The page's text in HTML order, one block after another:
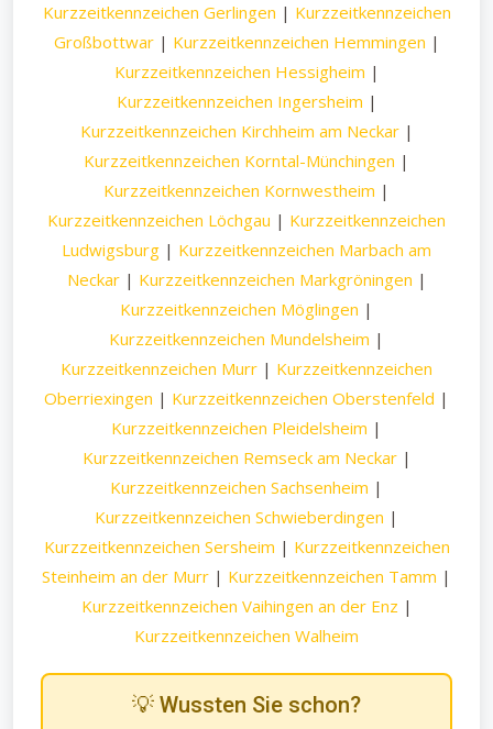
Kurzzeitkennzeichen Gerlingen | Kurzzeitkennzeichen
Großbottwar| Kurzzeitkennzeichen Hemmingen |
Kurzzeitkennzeichen Hessigheim |
Kurzzeitkennzeichen Ingersheim |
Kurzzeitkennzeichen Kirchheim am Neckar|
Kurzzeitkennzeichen Korntal-Münchingen |
Kurzzeitkennzeichen Kornwestheim |
Kurzzeitkennzeichen Löchgau | Kurzzeitkennzeichen
Ludwigsburg | Kurzzeitkennzeichen Marbach am
Neckar| Kurzzeitkennzeichen Markgröningen |
Kurzzeitkennzeichen Möglingen |
Kurzzeitkennzeichen Mundelsheim |
Kurzzeitkennzeichen Murr | Kurzzeitkennzeichen
Oberriexingen | Kurzzeitkennzeichen Oberstenfeld |
Kurzzeitkennzeichen Pleidelsheim |
Kurzzeitkennzeichen Remseck am Neckar|
Kurzzeitkennzeichen Sachsenheim |
Kurzzeitkennzeichen Schwieberdingen |
Kurzzeitkennzeichen Sersheim | Kurzzeitkennzeichen
Steinheim an der Murr | Kurzzeitkennzeichen Tamm |
Kurzzeitkennzeichen Vaihingen an der Enz|
Kurzzeitkennzeichen Walheim
💡 Wussten Sie schon?